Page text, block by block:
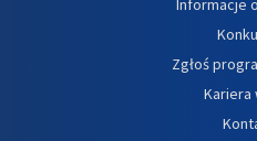
Informacje
Zgłoś
Kariera